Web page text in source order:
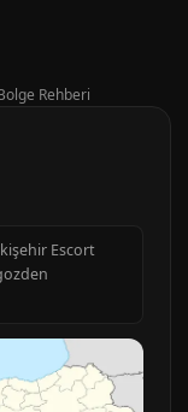
Rehberi
Escort